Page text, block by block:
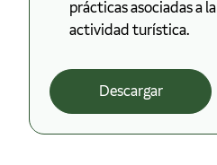
prácticas asociadas a la
actividad turística.
Descargar